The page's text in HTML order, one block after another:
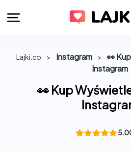
Lajki.co > Instagram >
👀
Instagram
👀 Kup